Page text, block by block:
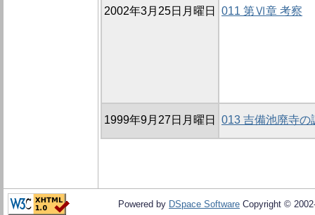
2002年3月25日月曜日 011 第Ⅵ章 考察
1999年9月27日月曜日 013 吉備池廃寺
Powered by DSpace Software Copyright ©